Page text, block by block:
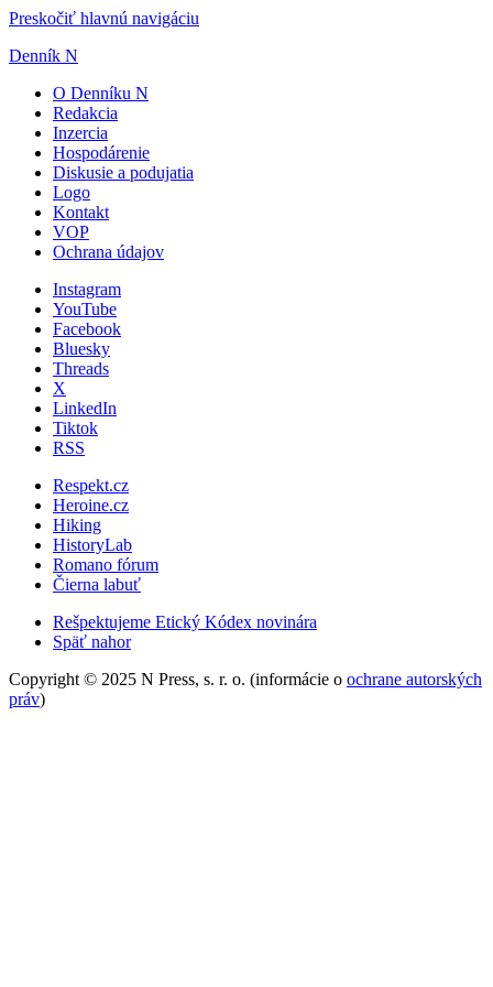
Preskočiť hlavnú navigáciu
Denník N
O Denníku N
Redakcia
Inzercia
Hospodárenie
Diskusie a podujatia
Logo
Kontakt
VOP
Ochrana údajov
Instagram
YouTube
Facebook
Bluesky
Threads
X
LinkedIn
Tiktok
RSS
Respekt.cz
Heroine.cz
Hiking
HistoryLab
Romano fórum
Čierna labuť
Rešpektujeme Etický Kódex novinára
Späť nahor
Copyright © 2025 N Press, s. r. o. (informácie o ochrane autorských
práv)